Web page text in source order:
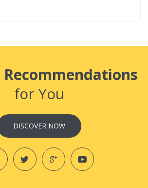
Recommendations
for You
DISCOVER NOW